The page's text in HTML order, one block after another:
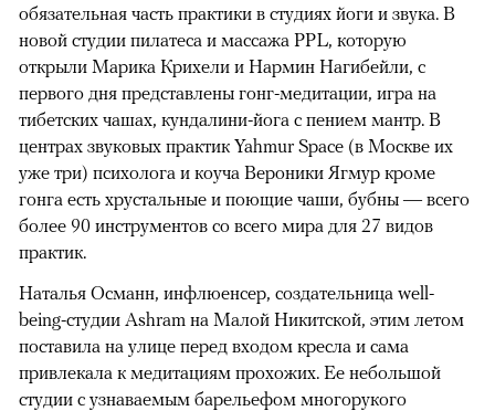
обязательная часть практики в студиях йоги и звука. В
новой студии пилатеса и массажа PPL, которую
открыли Марика Крихели и Нармин Нагибейли, с
первого дня представлены гонг-медитации, игра на
тибетских чашах, кундалини-йога с пением мантр. В
центрах звуковых практик Yahmur Space (в Москве их
уже три) психолога и коуча Вероники Ягмур кроме
гонга есть хрустальные и поющие чаши, бубны — всего
более 90 инструментов со всего мира для 27 видов
практик.
Наталья Османн, инфлюенсер, создательница well-
being-студии Ashram на Малой Никитской, этим летом
поставила на улице перед входом кресла и сама
привлекала к медитациям прохожих. Ее небольшой
студии с узнаваемым барельефом многорукого